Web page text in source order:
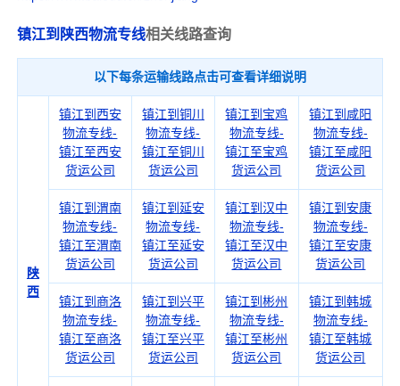
镇江到陕西物流专线相关线路查询
以下每条运输线路点击可查看详细说明
陕
西
镇江到西安
物流专线-
镇江至西安
货运公司
镇江到铜川
物流专线-
镇江至铜川
货运公司
镇江到宝鸡
物流专线-
镇江至宝鸡
货运公司
镇江到咸阳
物流专线-
镇江至咸阳
货运公司
镇江到渭南
物流专线-
镇江至渭南
货运公司
镇江到延安
物流专线-
镇江至延安
货运公司
镇江到汉中
物流专线-
镇江至汉中
货运公司
镇江到安康
物流专线-
镇江至安康
货运公司
镇江到商洛
物流专线-
镇江至商洛
货运公司
镇江到兴平
物流专线-
镇江至兴平
货运公司
镇江到彬州
物流专线-
镇江至彬州
货运公司
镇江到韩城
物流专线-
镇江至韩城
货运公司